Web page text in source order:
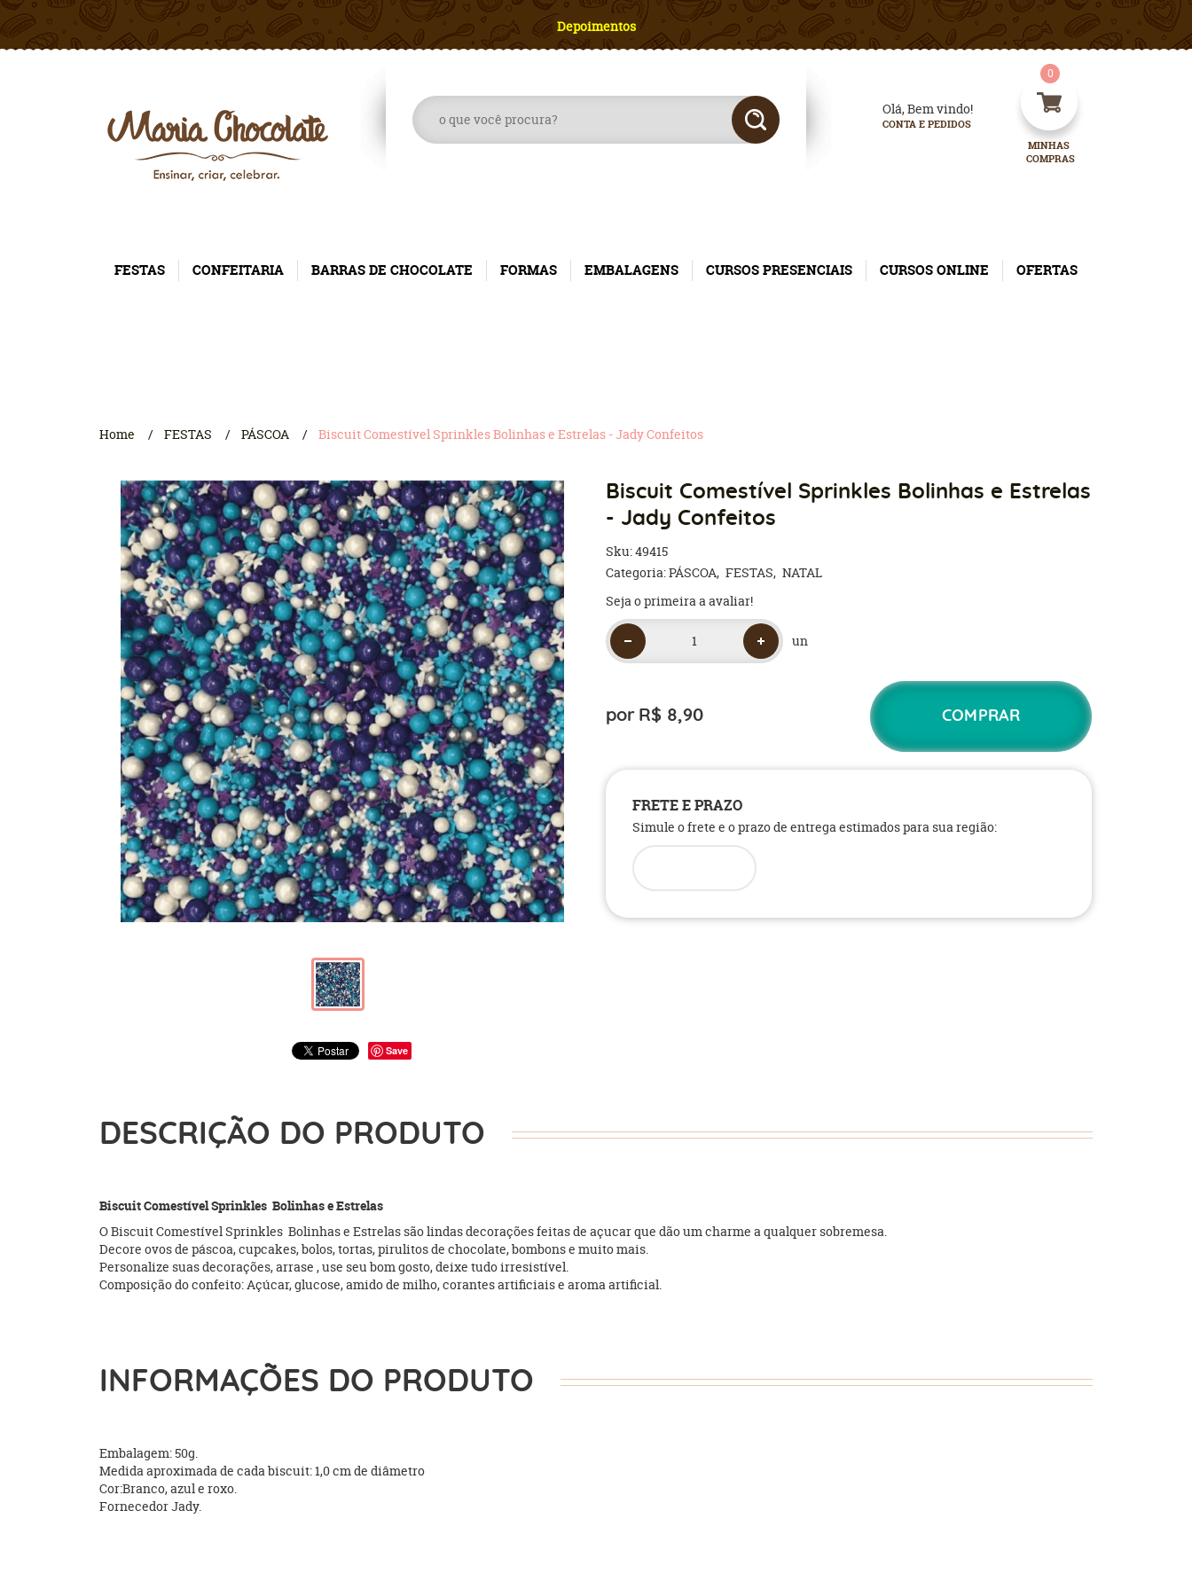
Depoimentos
Olá, Bem vindo!
CONTA E PEDIDOS
MINHAS
COMPRAS
0
FESTAS CONFEITARIA BARRAS DE CHOCOLATE FORMAS EMBALAGENS CURSOS PRESENCIAIS CURSOS ONLINE OFERTAS
Home FESTAS PÁSCOA Biscuit Comestível Sprinkles Bolinhas e Estrelas - Jady Confeitos
Save
Biscuit Comestível Sprinkles Bolinhas e Estrelas
- Jady Confeitos
Sku:49415
Categoria:PÁSCOA FESTAS NATAL
Seja o primeira a avaliar!
un
por R$ 8,90 COMPRAR
FRETE E PRAZO
Simule o frete e o prazo de entrega estimados para sua região:
DESCRIÇÃO DO PRODUTO
Biscuit Comestível Sprinkles Bolinhas e Estrelas
O Biscuit Comestível Sprinkles Bolinhas e Estrelas são lindas decorações feitas de açucar que dão um charme a qualquer sobremesa.
Decore ovos de páscoa, cupcakes, bolos, tortas, pirulitos de chocolate, bombons e muito mais.
Personalize suas decorações, arrase , use seu bom gosto, deixe tudo irresistível.
Composição do confeito: Açúcar, glucose, amido de milho, corantes artificiais e aroma artificial.
INFORMAÇÕES DO PRODUTO
Embalagem: 50g.
Medida aproximada de cada biscuit: 1,0 cm de diâmetro
Cor:Branco, azul e roxo.
Fornecedor Jady.